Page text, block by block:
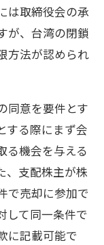
は取締役会の承
が、台湾の閉鎖
方法が認められ
同意を要件とす
する際にまず会
る機会を与える
、支配株主が株
で売却に参加で
して同一条件で
に記載可能で